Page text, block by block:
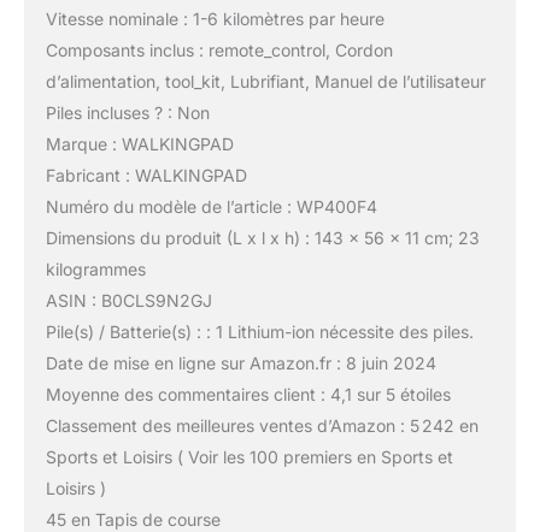
Vitesse nominale : 1-6 kilomètres par heure
Composants inclus : remote_control, Cordon
d’alimentation, tool_kit, Lubrifiant, Manuel de l’utilisateur
Piles incluses ? : Non
Marque : WALKINGPAD
Fabricant : WALKINGPAD
Numéro du modèle de l’article : WP400F4
Dimensions du produit (L x l x h) : 143 x 56 x 11 cm; 23
kilogrammes
ASIN : B0CLS9N2GJ
Pile(s) / Batterie(s) : : 1 Lithium-ion nécessite des piles.
Date de mise en ligne sur Amazon.fr : 8 juin 2024
Moyenne des commentaires client : 4,1 sur 5 étoiles
Classement des meilleures ventes d’Amazon : 5 242 en
Sports et Loisirs ( Voir les 100 premiers en Sports et
Loisirs )
45 en Tapis de course